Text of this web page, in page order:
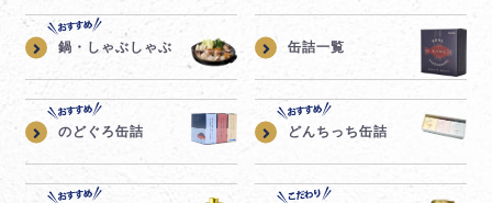
鍋・しゃぶしゃぶ 缶詰一覧
のどぐろ缶詰 どんちっち缶詰